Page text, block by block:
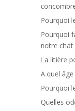
Pourquoi
Pourquoi
notre chat
La litière
A quel
Pourquoi
Quelles